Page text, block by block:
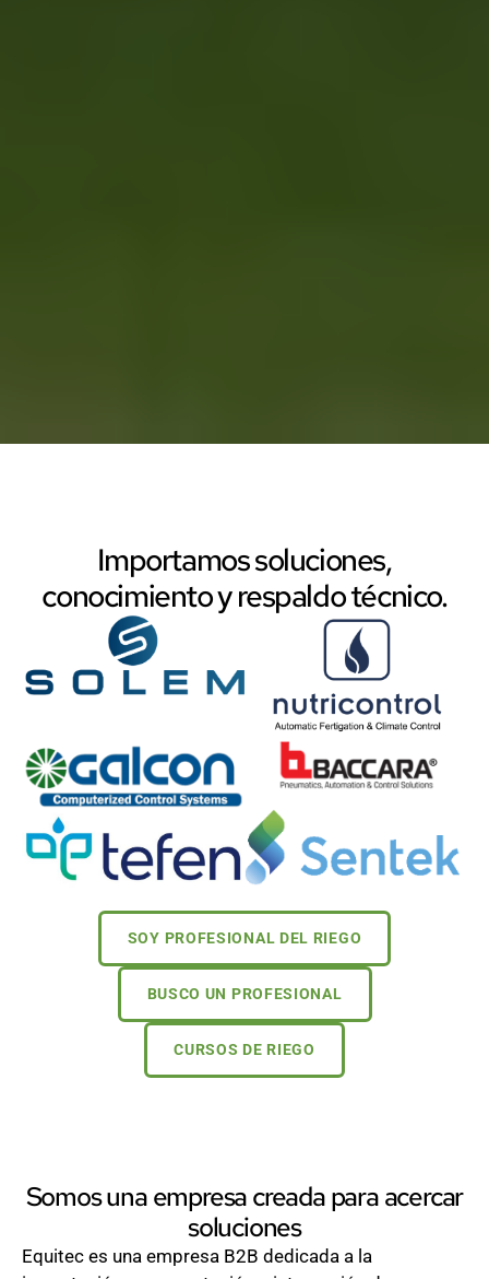
Importamos soluciones,
conocimiento y respaldo técnico.
SOY PROFESIONAL DEL RIEGO
BUSCO UN PROFESIONAL
CURSOS DE RIEGO
Somos una empresa creada para acercar
soluciones
Equitec es una empresa B2B dedicada a la